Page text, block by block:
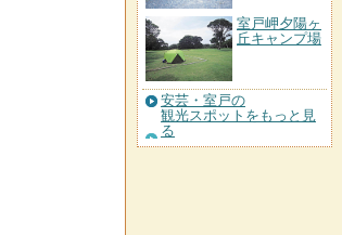
室戸岬夕陽ヶ
丘キャンプ場
安芸・室戸の
観光スポットをもっと見
る